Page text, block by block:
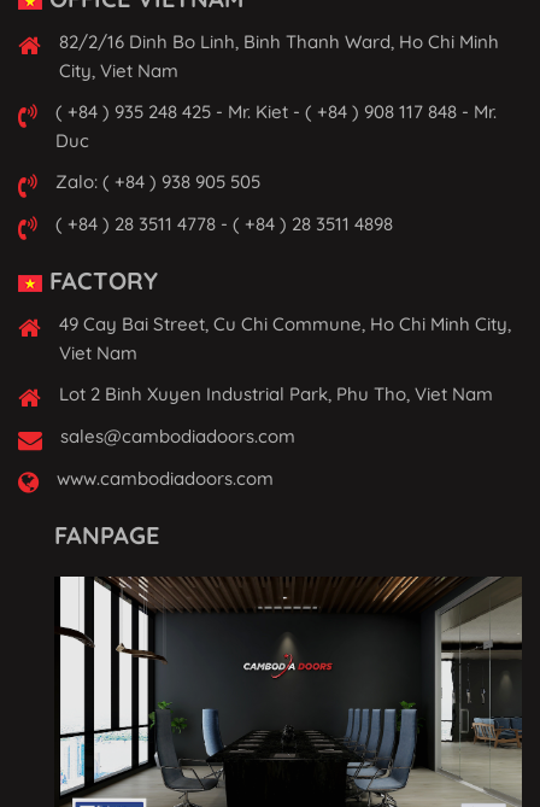
82/2/16 Dinh Bo Linh, Binh Thanh Ward, Ho Chi Minh
City, Viet Nam
( +84 ) 935 248 425 - Mr. Kiet - ( +84 ) 908 117 848 - Mr.
Duc
Zalo: ( +84 ) 938 905 505
( +84 ) 28 3511 4778 - ( +84 ) 28 3511 4898
FACTORY
49 Cay Bai Street, Cu Chi Commune, Ho Chi Minh City,
Viet Nam
Lot 2 Binh Xuyen Industrial Park, Phu Tho, Viet Nam
sales@cambodiadoors.com
www.cambodiadoors.com
FANPAGE